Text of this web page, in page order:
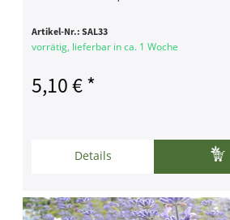
Artikel-Nr.:SAL33
vorrätig, lieferbar in ca. 1 Woche
5,10 € *
Details